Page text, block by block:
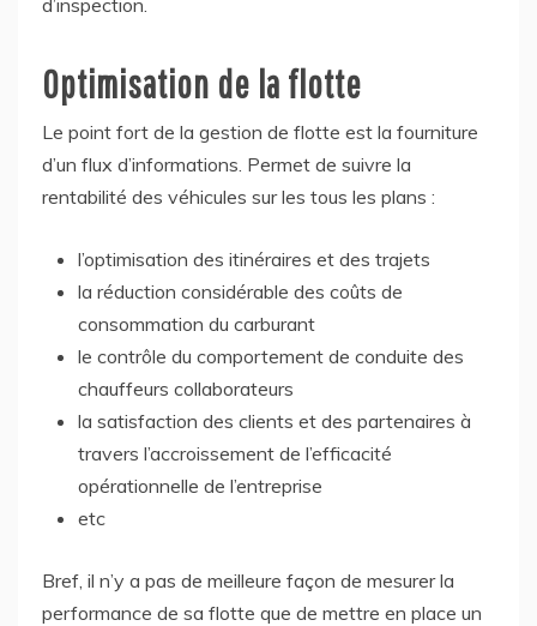
Optimisation de la flotte
Le point fort de la gestion de flotte est la fourniture
d’un flux d’informations. Permet de suivre la
rentabilité des véhicules sur les tous les plans :
l’optimisation des itinéraires et des trajets
la réduction considérable des coûts de
consommation du carburant
le contrôle du comportement de conduite des
chauffeurs collaborateurs
la satisfaction des clients et des partenaires à
travers l’accroissement de l’efficacité
opérationnelle de l’entreprise
etc
Bref, il n’y a pas de meilleure façon de mesurer la
performance de sa flotte que de mettre en place un